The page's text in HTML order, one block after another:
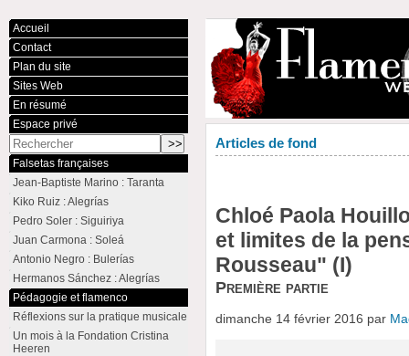
Articles de fond
Chloé Paola
et limites de la
Rousseau" (I)
Première partie
dimanche 14 février 2016 par
Accueil
Contact
Plan du site
Sites Web
En résumé
Espace privé
Falsetas françaises
Jean-Baptiste Marino : Taranta
Kiko Ruiz : Alegrías
Pedro Soler : Siguiriya
Juan Carmona : Soleá
Antonio Negro : Bulerías
Hermanos Sánchez : Alegrías
Pédagogie et flamenco
Réflexions sur la pratique musicale
Un mois à la Fondation Cristina
Heeren